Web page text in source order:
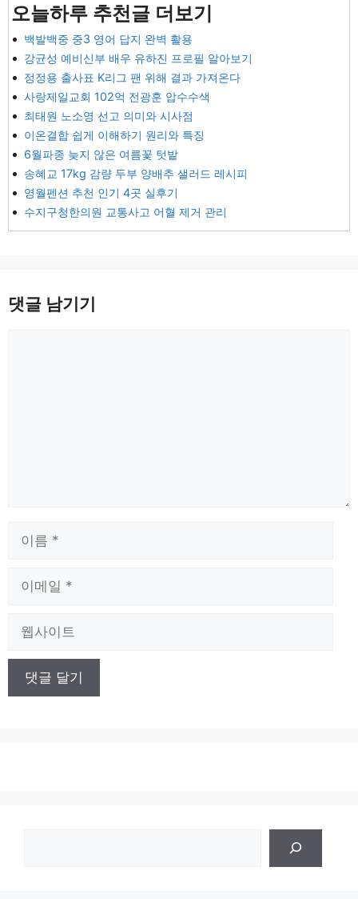
오늘하루 추천글 더보기
백발백중 중3 영어 답지 완벽 활용
강균성 예비신부 배우 유하진 프로필 알아보기
정정용 출사표 K리그 팬 위해 결과 가져온다
사랑제일교회 102억 전광훈 압수수색
최태원 노소영 선고 의미와 시사점
이온결합 쉽게 이해하기 원리와 특징
6월파종 늦지 않은 여름꽃 텃밭
송혜교 17kg 감량 두부 양배추 샐러드 레시피
영월펜션 추천 인기 4곳 실후기
수지구청한의원 교통사고 어혈 제거 관리
댓글 남기기